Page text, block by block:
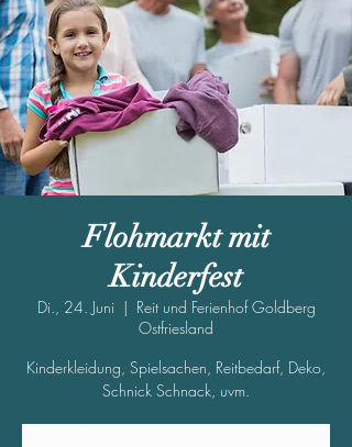
Flohmarkt mit
Kinderfest
Di., 24. Juni
  |
Reit und Ferienhof Goldberg
Ostfriesland
Kinderkleidung, Spielsachen, Reitbedarf, Deko,
Schnick Schnack, uvm.